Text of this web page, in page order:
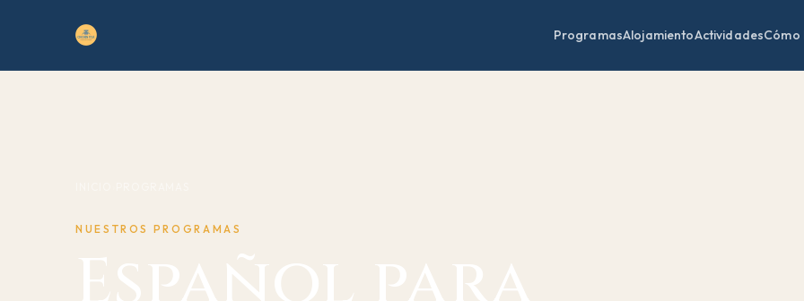
ProgramasAlojamientoActividadesCómo
NUESTROS PROGRAMAS